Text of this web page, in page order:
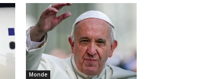
Monde